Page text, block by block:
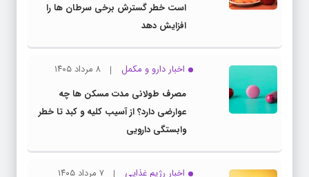
است خطر گسترش برخی سرطان ها را
افزایش دهد
اخبار دارو و مکمل
۸ مرداد ۱۴۰۵
مصرف طولانی مدت مسکن ها چه
عوارضی دارد؟ از آسیب کلیه و کبد تا خطر
وابستگی دارویی
اخبار رژیم غذایی
۷ مرداد ۱۴۰۵